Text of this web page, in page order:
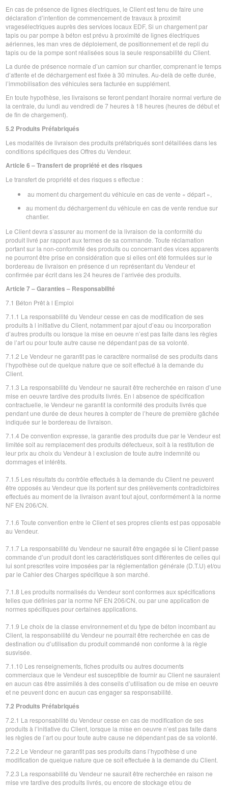
En cas de présence de lignes électriques, le Client est tenu de faire une
déclaration d’intention de commencement de travaux à proximit
vragesélectriques auprès des services locaux EDF, Si un chargement par
tapis ou par pompe à béton est prévu à proximité de lignes électriques
aériennes, les man vres de déploiement, de positionnement et de repli du
tapis ou de la pompe sont réalisées sous la seule responsabilité du Client.
La durée de présence normale d’un camion sur chantier, comprenant le temps
d’attente et de déchargement est fixée à 30 minutes. Au-delà de cette durée,
l’immobilisation des véhicules sera facturée en supplément.
En toute hypothèse, les livraisons se feront pendant lhoraire normal verture de
la centrale, du lundi au vendredi de 7 heures à 18 heures (heures de début et
de fin de chargement).
5.2 Produits Préfabriqués
Les modalités de livraison des produits préfabriqués sont détaillées dans les
conditions spécifiques des Offres du Vendeur.
Article 6 – Transfert de propriété et des risques
Le transfert de propriété et des risques s effectue :
au moment du chargement du véhicule en cas de vente « départ »,
au moment du déchargement du véhicule en cas de vente rendue sur
chantier.
Le Client devra s’assurer au moment de la livraison de la conformité du
produit livré par rapport aux termes de sa commande. Toute réclamation
portant sur la non-conformité des produits ou concernant des vices apparents
ne pourront être prise en considération que si elles ont été formulées sur le
bordereau de livraison en présence d un représentant du Vendeur et
confirmée par écrit dans les 24 heures de l’arrivée des produits.
Article 7 – Garanties – Responsabilité
7.1 Béton Prêt à l Emploi
7.1.1 La responsabilité du Vendeur cesse en cas de modification de ses
produits à l initiative du Client, notamment par ajout d’eau ou incorporation
d’autres produits ou lorsque la mise en oeuvre n’est pas faite dans les règles
de l’art ou pour toute autre cause ne dépendant pas de sa volonté.
7.1.2 Le Vendeur ne garantit pas le caractère normalisé de ses produits dans
l’hypothèse out de quelque nature que ce soit effectué à la demande du
Client.
7.1.3 La responsabilité du Vendeur ne saurait être recherchée en raison d’une
mise en oeuvre tardive des produits livrés. En l absence de spécification
contractuelle, le Vendeur ne garantit la conformité des produits livrés que
pendant une durée de deux heures à compter de l’heure de première gâchée
indiquée sur le bordereau de livraison.
7.1.4 De convention expresse, la garantie des produits due par le Vendeur est
limitée soit au remplacement des produits défectueux, soit à la restitution de
leur prix au choix du Vendeur à l exclusion de toute autre indemnité ou
dommages et intérêts.
7.1.5 Les résultats du contrôle effectués à la demande du Client ne peuvent
être opposés au Vendeur que ils portent sur des prélèvements contradictoires
effectués au moment de la livraison avant tout ajout, conformément à la norme
NF EN 206/CN.
7.1.6 Toute convention entre le Client et ses propres clients est pas opposable
au Vendeur.
7.1.7 La responsabilité du Vendeur ne saurait être engagée si le Client passe
commande d’un produit dont les caractéristiques sont différentes de celles qui
lui sont prescrites voire imposées par la réglementation générale (D.T.U) et/ou
par le Cahier des Charges spécifique à son marché.
7.1.8 Les produits normalisés du Vendeur sont conformes aux spécifications
telles que définies par la norme NF EN 206/CN, ou par une application de
normes spécifiques pour certaines applications.
7.1.9 Le choix de la classe environnement et du type de béton incombant au
Client, la responsabilité du Vendeur ne pourrait être recherchée en cas de
destination ou d’utilisation du produit commandé non conforme à la règle
susvisée.
7.1.10 Les renseignements, fiches produits ou autres documents
commerciaux que le Vendeur est susceptible de fournir au Client ne sauraient
en aucun cas être assimilés à des conseils d’utilisation ou de mise en oeuvre
et ne peuvent donc en aucun cas engager sa responsabilité.
7.2 Produits Préfabriqués
7.2.1 La responsabilité du Vendeur cesse en cas de modification de ses
produits à l’initiative du Client, lorsque la mise en oeuvre n’est pas faite dans
les règles de l’art ou pour toute autre cause ne dépendant pas de sa volonté.
7.2.2 Le Vendeur ne garantit pas ses produits dans l’hypothèse d une
modification de quelque nature que ce soit effectuée à la demande du Client.
7.2.3 La responsabilité du Vendeur ne saurait être recherchée en raison ne
mise vre tardive des produits livrés, ou encore de stockage et/ou de